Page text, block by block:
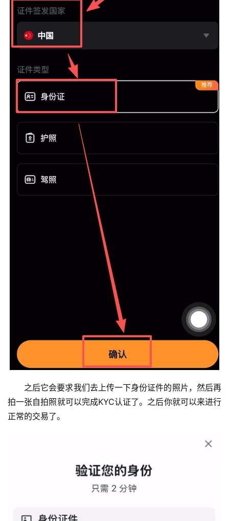
币
闻
行
情
析
之后它会要求我们去上传一下身份证件的照片，然后再
拍一张自拍照就可以完成KYC认证了。之后你就可以来进行
正常的交易了。